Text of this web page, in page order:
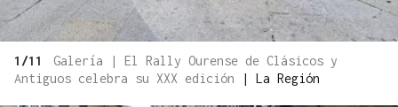
1/11
Galería | El Rally Ourense de Clásicos y
Antiguos celebra su XXX edición
| La Región